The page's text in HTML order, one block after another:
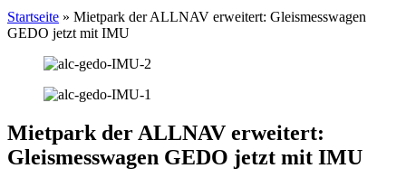
Startseite » Mietpark der ALLNAV erweitert: Gleismesswagen
GEDO jetzt mit IMU
Mietpark der ALLNAV erweitert:
Gleismesswagen GEDO jetzt mit IMU